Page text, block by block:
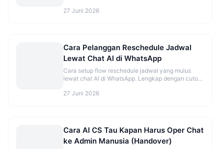
27 Juni 2026
Cara Pelanggan Reschedule Jadwal
Lewat Chat AI di WhatsApp
Cara setup flow reschedule jadwal yang mulus
lewat chat AI di WhatsApp. Lengkap dengan cutoff
27 Juni 2026
Cara AI CS Tau Kapan Harus Oper Chat
ke Admin Manusia (Handover)